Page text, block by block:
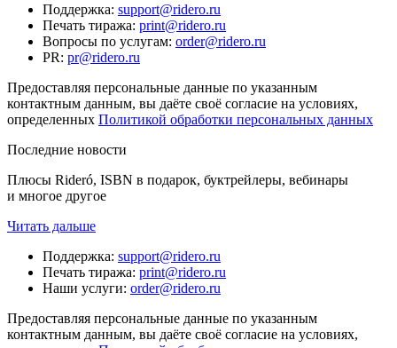
Поддержка: support@ridero.ru
Печать тиража: print@ridero.ru
Вопросы по услугам: order@ridero.ru
PR: pr@ridero.ru
Предоставляя персональные данные по указанным
контактным данным, вы даёте своё согласие на условиях,
определенных Политикой обработки персональных данных
Последние новости
Плюсы Rideró, ISBN в подарок, буктрейлеры, вебинары
и многое другое
Читать дальше
Поддержка: support@ridero.ru
Печать тиража: print@ridero.ru
Наши услуги: order@ridero.ru
Предоставляя персональные данные по указанным
контактным данным, вы даёте своё согласие на условиях,